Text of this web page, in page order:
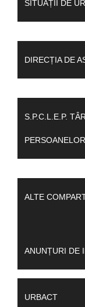
SITUAȚII DE
DIRECȚIA DE
S.P.C.L.E.P.
ALTE
ANUNȚURI DE
URBACT